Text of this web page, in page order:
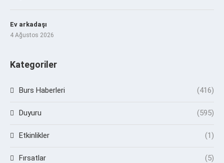
Ev arkadaşı
4 Ağustos 2026
Kategoriler
Burs Haberleri (416)
Duyuru (595)
Etkinlikler (1)
Fırsatlar (5)